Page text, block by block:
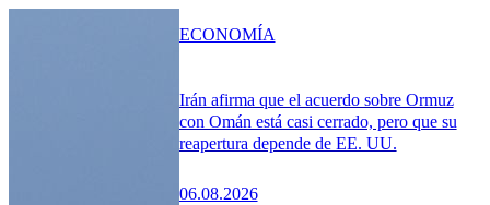
Irán afirma que el acuerdo sobre Ormuz
con Omán está casi cerrado, pero que su
reapertura depende de EE. UU.
06.08.2026
ECONOMÍA